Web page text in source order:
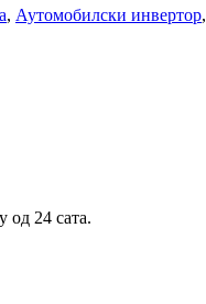
, Аутомобилски инвертор,
од 24 сата.